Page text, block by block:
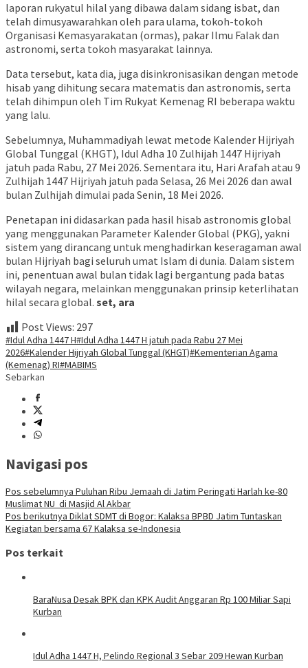
laporan rukyatul hilal yang dibawa dalam sidang isbat, dan
telah dimusyawarahkan oleh para ulama, tokoh-tokoh
Organisasi Kemasyarakatan (ormas), pakar Ilmu Falak dan
astronomi, serta tokoh masyarakat lainnya.
Data tersebut, kata dia, juga disinkronisasikan dengan metode
hisab yang dihitung secara matematis dan astronomis, serta
telah dihimpun oleh Tim Rukyat Kemenag RI beberapa waktu
yang lalu.
Sebelumnya, Muhammadiyah lewat metode Kalender Hijriyah
Global Tunggal (KHGT), Idul Adha 10 Zulhijah 1447 Hijriyah
jatuh pada Rabu, 27 Mei 2026. Sementara itu, Hari Arafah atau 9
Zulhijah 1447 Hijriyah jatuh pada Selasa, 26 Mei 2026 dan awal
bulan Zulhijah dimulai pada Senin, 18 Mei 2026.
Penetapan ini didasarkan pada hasil hisab astronomis global
yang menggunakan Parameter Kalender Global (PKG), yakni
sistem yang dirancang untuk menghadirkan keseragaman awal
bulan Hijriyah bagi seluruh umat Islam di dunia. Dalam sistem
ini, penentuan awal bulan tidak lagi bergantung pada batas
wilayah negara, melainkan menggunakan prinsip keterlihatan
hilal secara global. set, ara
Post Views: 297
#Idul Adha 1447 H#Idul Adha 1447 H jatuh pada Rabu 27 Mei
2026#Kalender Hijriyah Global Tunggal (KHGT)#Kementerian Agama
(Kemenag) RI#MABIMS
Sebarkan
Navigasi pos
Pos sebelumnya Puluhan Ribu Jemaah di Jatim Peringati Harlah ke-80
Muslimat NU di Masjid Al Akbar
Pos berikutnya Diklat SDMT di Bogor: Kalaksa BPBD Jatim Tuntaskan
Kegiatan bersama 67 Kalaksa se-Indonesia
Pos terkait
BaraNusa Desak BPK dan KPK Audit Anggaran Rp 100 Miliar Sapi
Kurban
Idul Adha 1447 H, Pelindo Regional 3 Sebar 209 Hewan Kurban